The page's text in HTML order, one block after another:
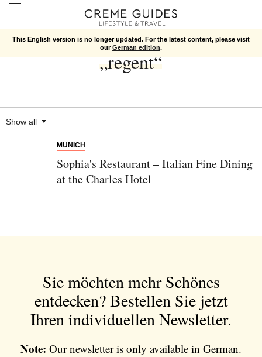
This English version is no longer updated. For the latest content, please visit
ourGerman edition.
„regent“
Show all
MUNICH
Sophia's Restaurant – Italian Fine Dining
at the Charles Hotel
Sie möchten mehr Schönes
entdecken?Bestellen Sie jetzt
Ihren individuellen Newsletter.
Note: Our newsletter is only available in German.